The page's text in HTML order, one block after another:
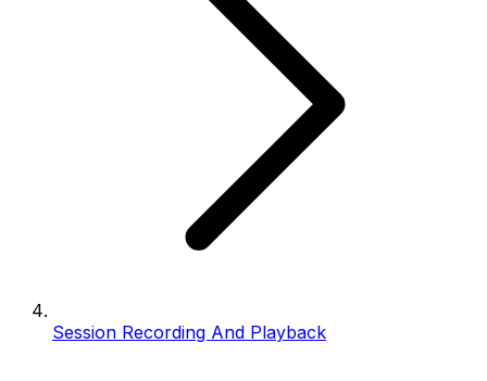
Session Recording And Playback